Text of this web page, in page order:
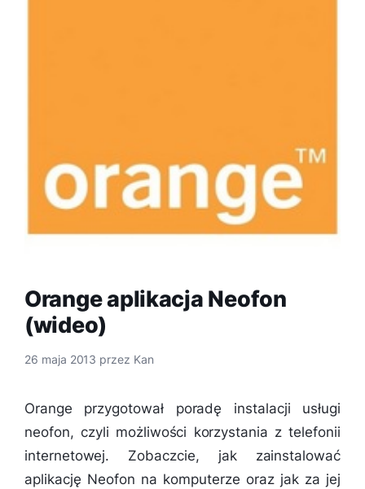
Orange aplikacja Neofon
(wideo)
26 maja 2013 przez Kan
Orange przygotował poradę instalacji usługi
neofon, czyli możliwości korzystania z telefonii
internetowej. Zobaczcie, jak zainstalować
aplikację Neofon na komputerze oraz jak za jej